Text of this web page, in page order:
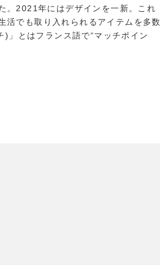
。2021年にはデザインを一新。これ
活でも取り入れられるアイテムを多数
とはフランス語で“マッチポイン